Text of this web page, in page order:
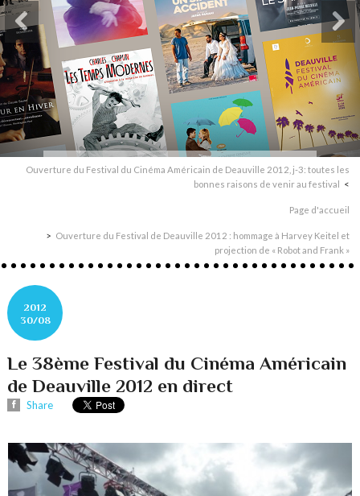
Ouverture du Festival du Cinéma Américain de Deauville 2012, j-3: toutes les
bonnes raisons de venir au festival
Page d'accueil
Ouverture du Festival de Deauville 2012 : hommage à Harvey Keitel et
projection de « Robot and Frank »
2012
30/08
Le 38ème Festival du Cinéma Américain
de Deauville 2012 en direct
Share